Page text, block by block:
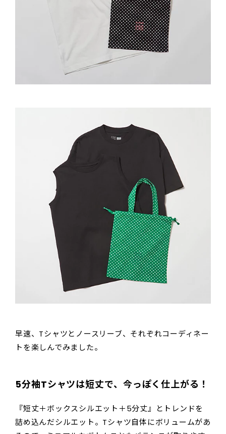
早速、Tシャツとノースリーブ、それぞれコーディネー
トを楽しんでみました。
5分袖Tシャツは短丈で、今っぽく仕上がる！
『短丈＋ボックスシルエット＋5分丈』とトレンドを
詰め込んだシルエット。Tシャツ自体にボリュームがあ